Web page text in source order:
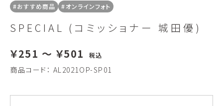
#おすすめ商品 #オンラインフォト
SPECIAL (コミッショナー 城田優)
￥251 ～ ￥501
税込
商品コード： AL2021OP-SP01